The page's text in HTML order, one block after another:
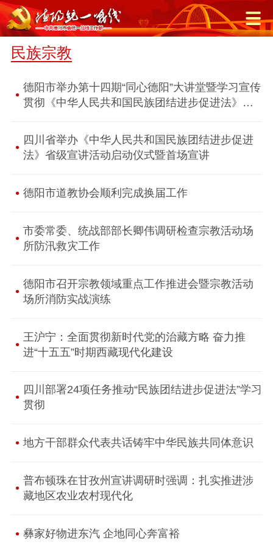
民族宗教
德阳市举办第十四期“同心德阳”大讲堂暨学习宣传
贯彻《中华人民共和国民族团结进步促进法》动
四川省举办《中华人民共和国民族团结进步促进
法》省级宣讲活动启动仪式暨首场宣讲
德阳市道教协会顺利完成换届工作
市委常委、统战部部长卿伟调研检查宗教活动场
所防汛救灾工作
德阳市召开宗教领域重点工作推进会暨宗教活动
场所消防实战演练
王沪宁：全面贯彻新时代党的治藏方略 奋力推
进“十五五”时期西藏现代化建设
四川部署24项任务推动“民族团结进步促进法”学习
贯彻
地方干部群众代表共话铸牢中华民族共同体意识
普布顿珠在甘孜州宣讲调研时强调：扎实推进涉
藏地区农业农村现代化
彝家好物进东汽 企地同心奔富裕